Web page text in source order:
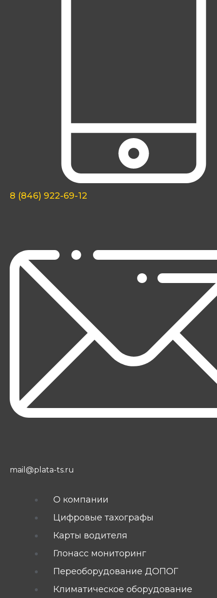
8 (846) 922-69-12
mail@plata-ts.ru
О компании
Цифровые тахографы
Карты водителя
Глонасс мониторинг
Переоборудование ДОПОГ
Климатическое оборудование